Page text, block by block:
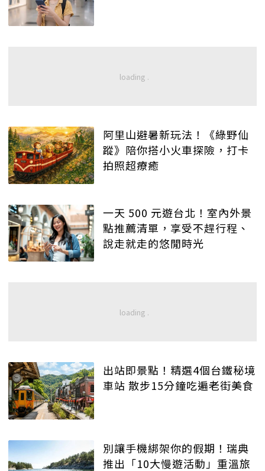
阿里山避暑新玩法！《綠野仙
蹤》陪你搭小火車探險，打卡
拍照超療癒
一天 500 元遊台北！室內外景
點推薦清單，享受不趕行程、
說走就走的悠閒時光
出站即景點！精選4個台鐵秘境
車站 散步15分鐘吃遍老街美食
別讓手機綁架你的假期！瑞典
推出「10大慢遊活動」重溫旅